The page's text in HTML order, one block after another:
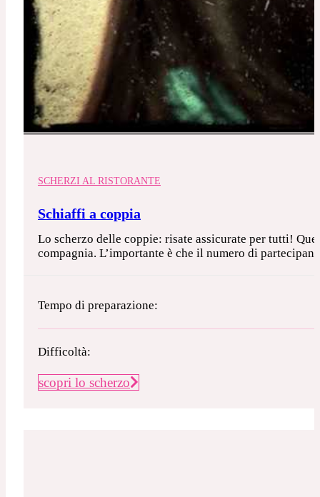
SCHERZI AL RISTORANTE
Schiaffi a coppia
Lo scherzo delle coppie: risate assicurate per tutti!
compagnia. L’importante è che il numero di
Tempo di preparazione:
Difficoltà:
scopri lo scherzo